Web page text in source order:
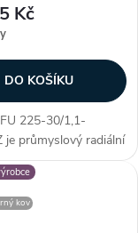
Kč
DO KOŠÍKU
225-30/1,1-
je průmyslový radiální
s přímým pohonem
pro profesionální
především
konstrukce - díky...
kov